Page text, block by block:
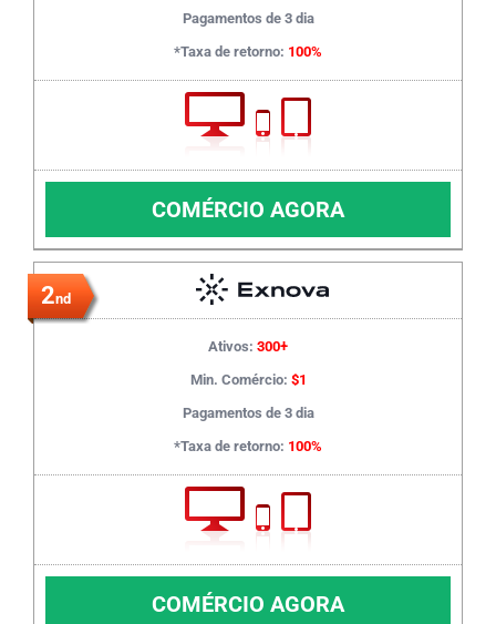
Pagamentos de 3 dia
*Taxa de retorno: 100%
COMÉRCIO AGORA
2nd
Ativos: 300+
Min. Comércio: $1
Pagamentos de 3 dia
*Taxa de retorno: 100%
COMÉRCIO AGORA